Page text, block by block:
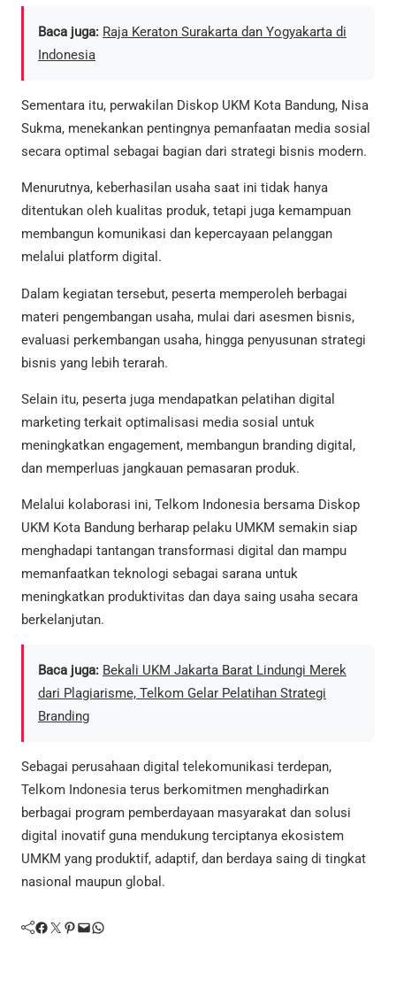
Baca juga: Raja Keraton Surakarta dan Yogyakarta di
Indonesia
Sementara itu, perwakilan Diskop UKM Kota Bandung, Nisa
Sukma, menekankan pentingnya pemanfaatan media sosial
secara optimal sebagai bagian dari strategi bisnis modern.
Menurutnya, keberhasilan usaha saat ini tidak hanya
ditentukan oleh kualitas produk, tetapi juga kemampuan
membangun komunikasi dan kepercayaan pelanggan
melalui platform digital.
Dalam kegiatan tersebut, peserta memperoleh berbagai
materi pengembangan usaha, mulai dari asesmen bisnis,
evaluasi perkembangan usaha, hingga penyusunan strategi
bisnis yang lebih terarah.
Selain itu, peserta juga mendapatkan pelatihan digital
marketing terkait optimalisasi media sosial untuk
meningkatkan engagement, membangun branding digital,
dan memperluas jangkauan pemasaran produk.
Melalui kolaborasi ini, Telkom Indonesia bersama Diskop
UKM Kota Bandung berharap pelaku UMKM semakin siap
menghadapi tantangan transformasi digital dan mampu
memanfaatkan teknologi sebagai sarana untuk
meningkatkan produktivitas dan daya saing usaha secara
berkelanjutan.
Baca juga: Bekali UKM Jakarta Barat Lindungi Merek
dari Plagiarisme, Telkom Gelar Pelatihan Strategi
Branding
Sebagai perusahaan digital telekomunikasi terdepan,
Telkom Indonesia terus berkomitmen menghadirkan
berbagai program pemberdayaan masyarakat dan solusi
digital inovatif guna mendukung terciptanya ekosistem
UMKM yang produktif, adaptif, dan berdaya saing di tingkat
nasional maupun global.
Facebook Twitter Pinterest Mail WhatsApp